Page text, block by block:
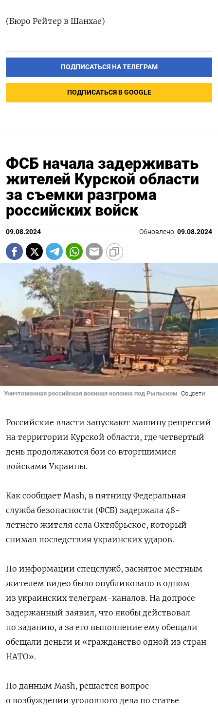
(Бюро Рейтер в Шанхае)
ПОДПИСАТЬСЯ НА ТЕЛЕГРАМ
ПОДПИСАТЬСЯ В GOOGLE
ФСБ начала задерживать
жителей Курской области
за съемки разгрома
российских войск
09.08.2024 Обновлено: 09.08.2024
Уничтоженная российская военная колонна под Рыльском Соцсети
Российские власти запускают машину репрессий
на территории Курской области, где четвертый
день продолжаются бои со вторгшимися
войсками Украины.
Как сообщает Mash, в пятницу Федеральная
служба безопасности (ФСБ) задержала 48-
летнего жителя села Октябрьское, который
снимал последствия украинских ударов.
По информации спецслужб, заснятое местным
жителем видео было опубликовано в одном
из украинских телеграм-каналов. На допросе
задержанный заявил, что якобы действовал
по заданию, а за его выполнение ему обещали
обещали деньги и «гражданство одной из стран
НАТО».
По данным Mash, решается вопрос
о возбуждении уголовного дела по статье